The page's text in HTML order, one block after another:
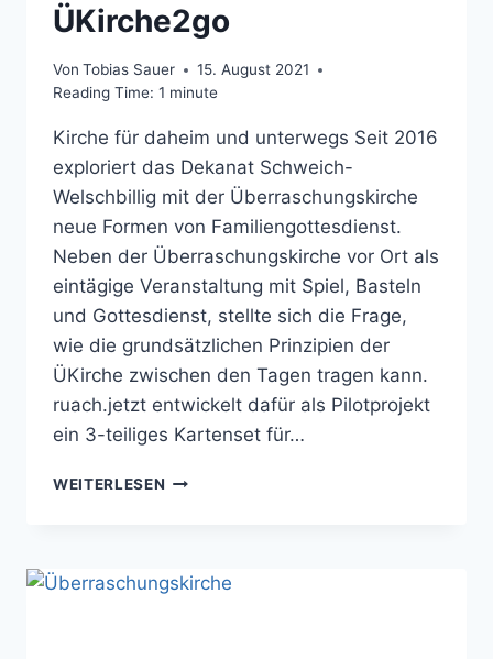
ÜKirche2go
Von Tobias Sauer
15. August 2021
Reading Time: 1 minute
Kirche für daheim und unterwegs Seit 2016
exploriert das Dekanat Schweich-
Welschbillig mit der Überraschungskirche
neue Formen von Familiengottesdienst.
Neben der Überraschungskirche vor Ort als
eintägige Veranstaltung mit Spiel, Basteln
und Gottesdienst, stellte sich die Frage,
wie die grundsätzlichen Prinzipien der
ÜKirche zwischen den Tagen tragen kann.
ruach.jetzt entwickelt dafür als Pilotprojekt
ein 3-teiliges Kartenset für…
WEITERLESEN ÜKIRCHE2GO